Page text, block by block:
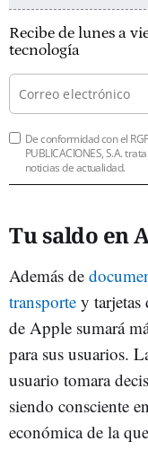
Recibe de lunes a
tecnología
De conformidad con el
PUBLICACIONES, S.A.
noticias de actualidad.
Tu saldo en
Además de
transporte y tarjetas
de Apple sumará
para sus usuarios.
usuario tomara
siendo consciente
económica de la